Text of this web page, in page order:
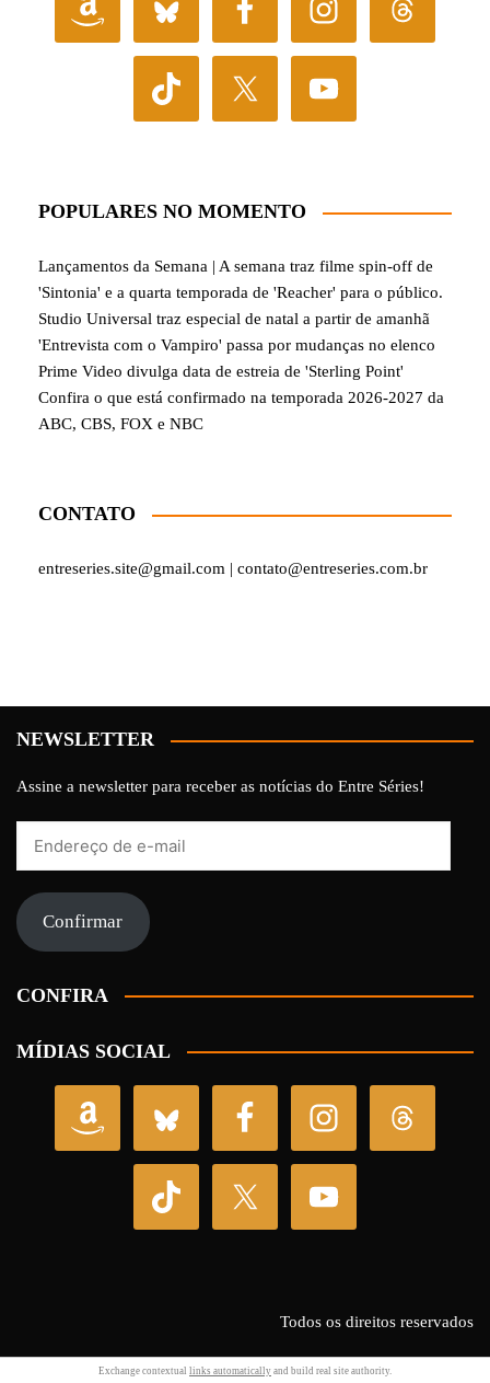
POPULARES NO MOMENTO
Lançamentos da Semana | A semana traz filme spin-off de
'Sintonia' e a quarta temporada de 'Reacher' para o público.
Studio Universal traz especial de natal a partir de amanhã
'Entrevista com o Vampiro' passa por mudanças no elenco
Prime Video divulga data de estreia de 'Sterling Point'
Confira o que está confirmado na temporada 2026-2027 da
ABC, CBS, FOX e NBC
CONTATO
entreseries.site@gmail.com | contato@entreseries.com.br
NEWSLETTER
Assine a newsletter para receber as notícias do Entre Séries!
mail Confirmar
CONFIRA
MÍDIAS SOCIAL
Todos os direitos reservados
Exchange contextual links automatically and build real site authority.